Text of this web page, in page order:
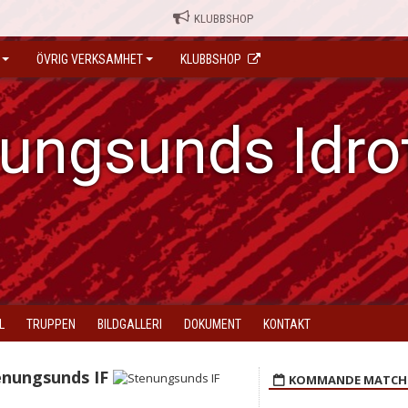
KLUBBSHOP
ÖVRIG VERKSAMHET KLUBBSHOP
TRUPPEN BILDGALLERI DOKUMENT KONTAKT
IF KOMMANDE